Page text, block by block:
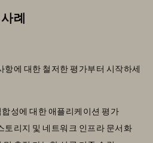
례
항에 대한 철저한 평가부터 시작하세
합성에 대한 애플리케이션 평가
토리지 및 네트워크 인프라 문서화